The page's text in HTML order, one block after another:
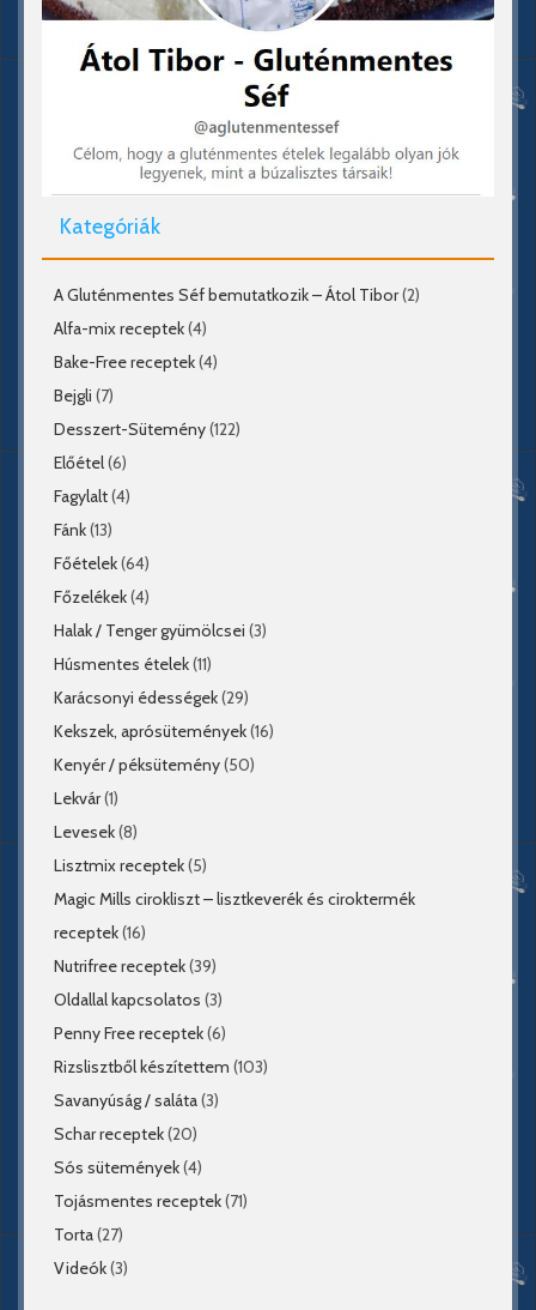
Kategóriák
A Gluténmentes Séf bemutatkozik – Átol Tibor(2)
Alfa-mix receptek(4)
Bake-Free receptek(4)
Bejgli (7)
Desszert-Sütemény(122)
Előétel(6)
Fagylalt(4)
Fánk(13)
Főételek(64)
Főzelékek(4)
Halak / Tenger gyümölcsei (3)
Húsmentes ételek(11)
Karácsonyi édességek(29)
Kekszek, aprósütemények(16)
Kenyér / péksütemény(50)
Lekvár(1)
Levesek(8)
Lisztmix receptek(5)
Magic Mills cirokliszt – lisztkeverék és ciroktermék
receptek(16)
Nutrifree receptek(39)
Oldallal kapcsolatos (3)
Penny Free receptek(6)
Rizslisztből készítettem (103)
Savanyúság / saláta(3)
Schar receptek(20)
Sós sütemények(4)
Tojásmentes receptek(71)
Torta(27)
Videók(3)